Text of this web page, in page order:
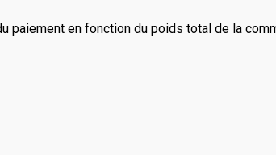
paiement en fonction du poids total de la